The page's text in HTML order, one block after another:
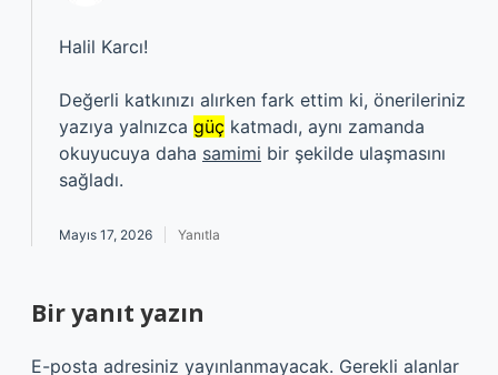
Halil Karcı!
Değerli katkınızı alırken fark ettim ki, önerileriniz
yazıya yalnızca güç katmadı, aynı zamanda
okuyucuya daha samimi bir şekilde ulaşmasını
sağladı.
Mayıs 17, 2026 Yanıtla
Bir yanıt yazın
E-posta adresiniz yayınlanmayacak. Gerekli alanlar